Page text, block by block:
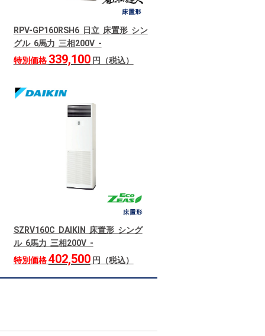
RPV-GP160RSH6 日立 床置形 シン
グル 6馬力 三相200V -
特別価格 339,100円（税込）
SZRV160C DAIKIN 床置形 シング
ル 6馬力 三相200V -
特別価格402,500円（税込）